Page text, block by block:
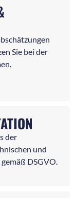
Sie bei der
der
und
DSGVO.